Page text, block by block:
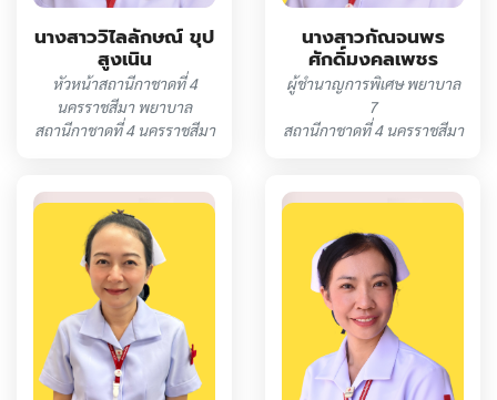
นางสาววิไลลักษณ์ ขุป
สูงเนิน
หัวหน้าสถานีกาชาดที่ 4
นครราชสีมา พยาบาล
สถานีกาชาดที่ 4 นครราชสีมา
นางสาวกัณจนพร
ศักดิ์มงคลเพชร
ผู้ชำนาญการพิเศษ พยาบาล
7
สถานีกาชาดที่ 4 นครราชสีมา